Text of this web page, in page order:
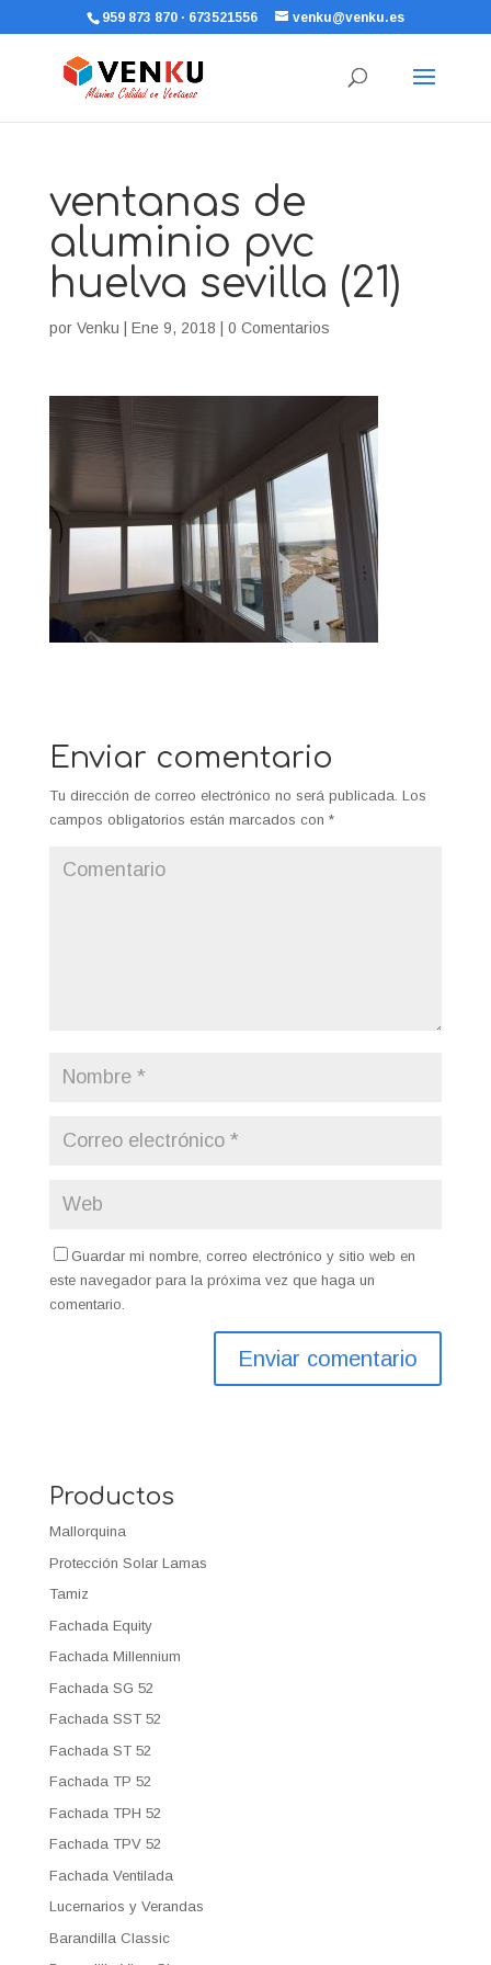
959 873 870 · 673521556 venku@venku.es
ventanas de
aluminio pvc
huelva sevilla (21)
por Venku Ene 9, 2018 0 Comentarios
Enviar comentario
Tu dirección de correo electrónico no será publicada. Los
campos obligatorios están marcados con *
Guardar mi nombre, correo electrónico y sitio web en
este navegador para la próxima vez que haga un
comentario.
Productos
Mallorquina
Protección Solar Lamas
Tamiz
Fachada Equity
Fachada Millennium
Fachada SG 52
Fachada SST 52
Fachada ST 52
Fachada TP 52
Fachada TPH 52
Fachada TPV 52
Fachada Ventilada
Lucernarios y Verandas
Barandilla Classic